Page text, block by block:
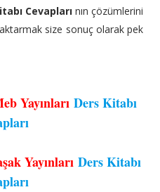
Cevaplarının çözümlerini
size sonuç olarak pek
Yayınları Ders Kitabı
Yayınları Ders Kitabı